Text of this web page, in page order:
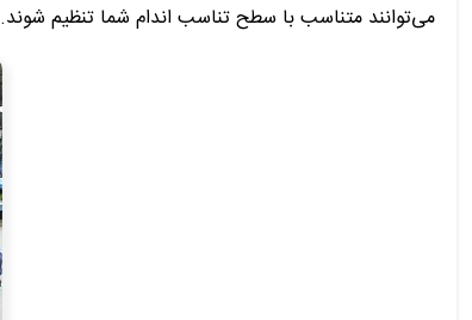
می‌توانند متناسب با سطح تناسب اندام شما تنظیم شوند.